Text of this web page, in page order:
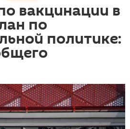
вакцинации в
по
политике: